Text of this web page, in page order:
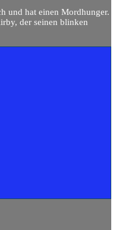
und hat einen Mordhunger.
der seinen blinken